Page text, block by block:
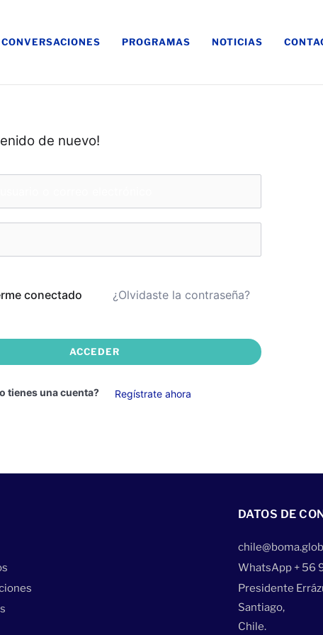
CONVERSACIONES PROGRAMAS NOTICIAS
de nuevo!
conectado ¿Olvidaste la contraseña?
ACCEDER
tienes una cuenta? Regístrate ahora
DATOS DE
WhatsApp + 56
Presidente
Santiago,
Chile.
Web